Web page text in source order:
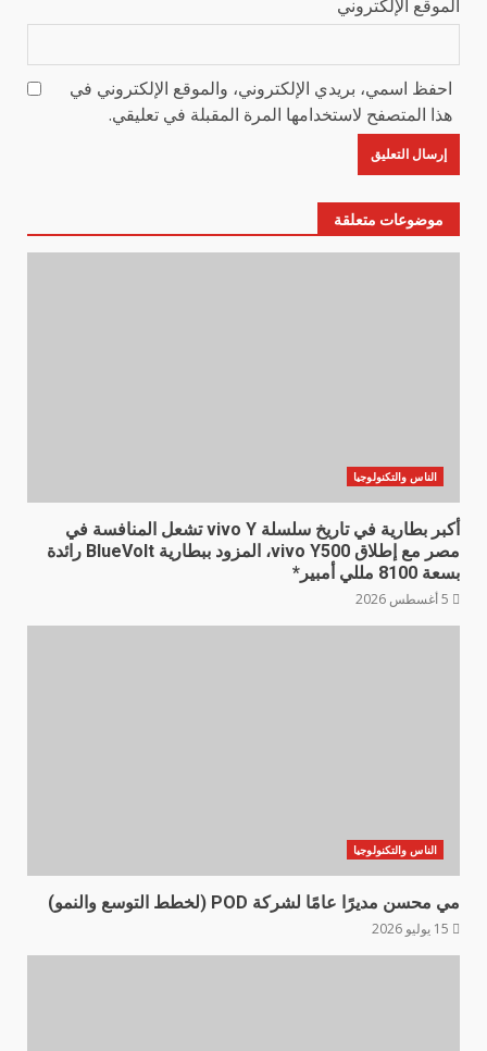
الموقع الإلكتروني
احفظ اسمي، بريدي الإلكتروني، والموقع الإلكتروني في
هذا المتصفح لاستخدامها المرة المقبلة في تعليقي.
موضوعات متعلقة
الناس والتكنولوجيا
أكبر بطارية في تاريخ سلسلة vivo Y تشعل المنافسة في
مصر مع إطلاق vivo Y500، المزود ببطارية BlueVolt رائدة
بسعة 8100 مللي أمبير*
الناس والتكنولوجيا
مي محسن مديرًا عامًا لشركة POD (لخطط التوسع والنمو)